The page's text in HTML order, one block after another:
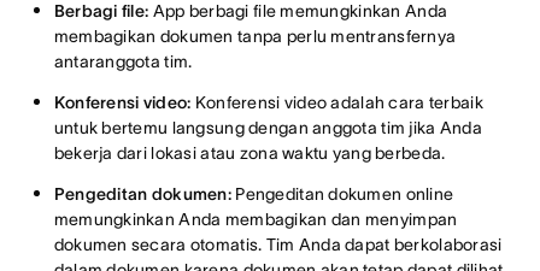
Berbagi file: App berbagi file memungkinkan Anda
membagikan dokumen tanpa perlu mentransfernya
antaranggota tim.
Konferensi video: Konferensi video adalah cara terbaik
untuk bertemu langsung dengan anggota tim jika Anda
bekerja dari lokasi atau zona waktu yang berbeda.
Pengeditan dokumen: Pengeditan dokumen online
memungkinkan Anda membagikan dan menyimpan
dokumen secara otomatis. Tim Anda dapat berkolaborasi